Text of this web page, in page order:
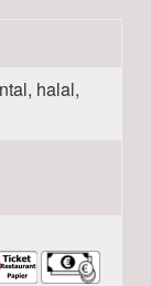
halal,